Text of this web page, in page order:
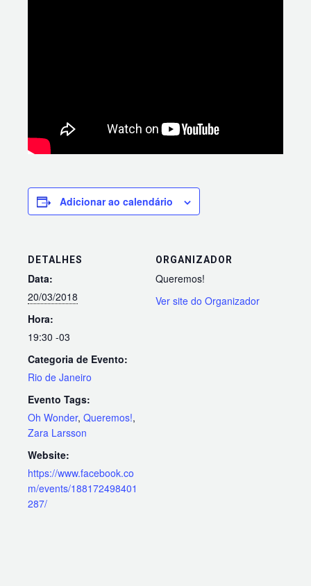
Adicionar ao calendário
DETALHES
Data:
20/03/2018
Hora:
19:30 -03
Categoria de Evento:
Rio de Janeiro
Evento Tags:
Oh Wonder, Queremos!,
Zara Larsson
Website:
https://www.facebook.co
m/events/188172498401
287/
ORGANIZADOR
Queremos!
Ver site do Organizador